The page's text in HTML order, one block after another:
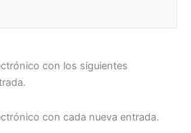
con los siguientes
con cada nueva entrada.